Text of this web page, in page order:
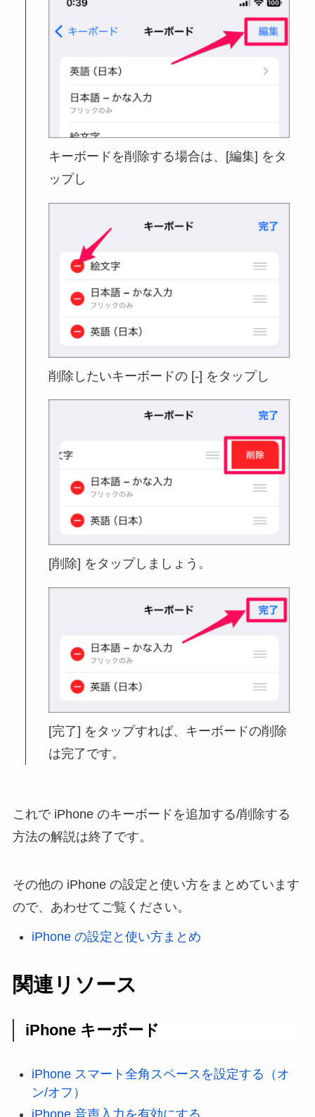
キーボードを削除する場合は、[編集] をタ
ップし
削除したいキーボードの [-] をタップし
[削除] をタップしましょう。
[完了] をタップすれば、キーボードの削除
は完了です。
これで iPhone のキーボードを追加する/削除する
方法の解説は終了です。
その他の iPhone の設定と使い方をまとめています
ので、あわせてご覧ください。
iPhone の設定と使い方まとめ
関連リソース
iPhone キーボード
iPhone スマート全角スペースを設定する（オ
ン/オフ）
iPhone 音声入力を有効にする